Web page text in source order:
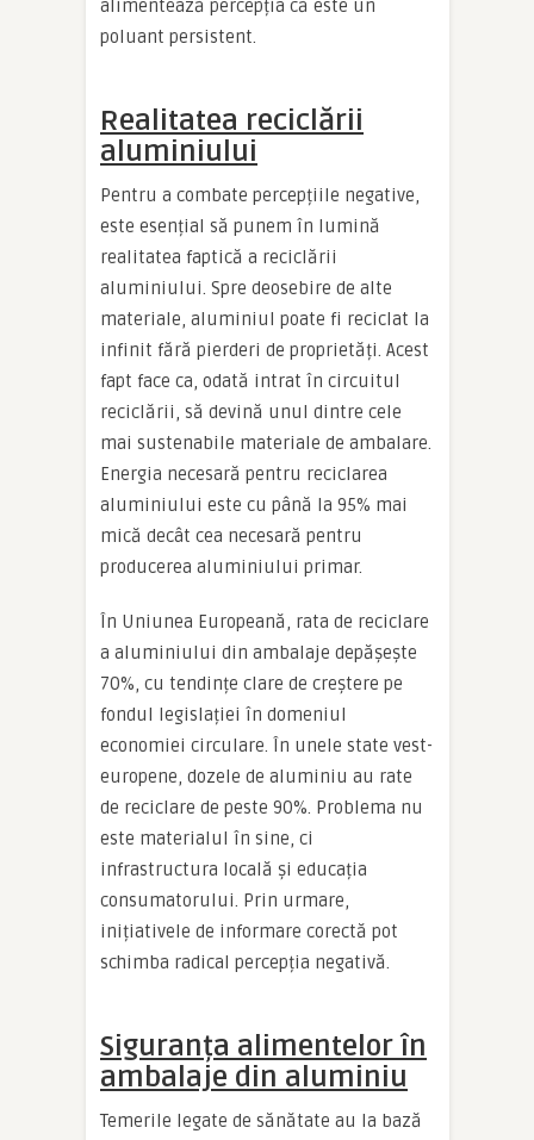
alimentează percepția că este un
poluant persistent.
Realitatea reciclării
aluminiului
Pentru a combate percepțiile negative,
este esențial să punem în lumină
realitatea faptică a reciclării
aluminiului. Spre deosebire de alte
materiale, aluminiul poate fi reciclat la
infinit fără pierderi de proprietăți. Acest
fapt face ca, odată intrat în circuitul
reciclării, să devină unul dintre cele
mai sustenabile materiale de ambalare.
Energia necesară pentru reciclarea
aluminiului este cu până la 95% mai
mică decât cea necesară pentru
producerea aluminiului primar.
În Uniunea Europeană, rata de reciclare
a aluminiului din ambalaje depășește
70%, cu tendințe clare de creștere pe
fondul legislației în domeniul
economiei circulare. În unele state vest-
europene, dozele de aluminiu au rate
de reciclare de peste 90%. Problema nu
este materialul în sine, ci
infrastructura locală și educația
consumatorului. Prin urmare,
inițiativele de informare corectă pot
schimba radical percepția negativă.
Siguranța alimentelor în
ambalaje din aluminiu
Temerile legate de sănătate au la bază